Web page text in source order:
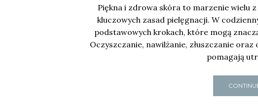
Piękna i zdrowa skóra to marzenie wielu
kluczowych zasad pielęgnacji. W
podstawowych krokach, które mogą
Oczyszczanie, nawilżanie, złuszczanie
pomagają